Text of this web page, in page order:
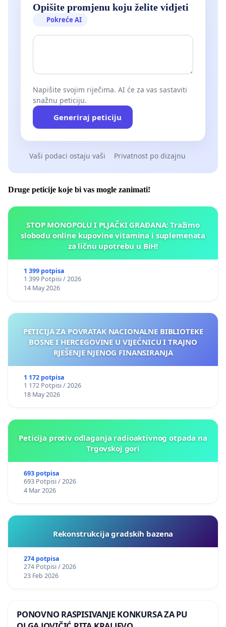
Opišite promjenu koju želite vidjeti
Pokreće AI
Napišite svojim riječima. AI će za vas sastaviti
snažnu peticiju.
Generiraj peticiju
Vaši podaci ostaju vaši Privatnost po dizajnu
Druge peticije koje bi vas mogle zanimati!
STOP MONOPOLU I PLJAČKI GRAĐANA: Tražimo
slobodu online kupovine vitamina i suplemenata
za ličnu upotrebu u BiH!
1 399 potpisa
1 399 Potpisi / 2026
14 May 2026
PETICIJA ZA POVRATAK NACIONALNE BIBLIOTEKE
BOSNE I HERCEGOVINE U VIJEĆNICU I TRAJNO
RJEŠENJE NJENOG FINANSIRANJA
1 172 potpisa
1 172 Potpisi / 2026
18 May 2026
Peticija protiv odlaganja radioaktivnog otpada na
Trgovskoj gori
693 potpisa
693 Potpisi / 2026
4 Mar 2026
Rekonstrukcija gradskih bazena
274 potpisa
274 Potpisi / 2026
23 Feb 2026
PONOVNO RASPISIVANJE KONKURSA ZA PU